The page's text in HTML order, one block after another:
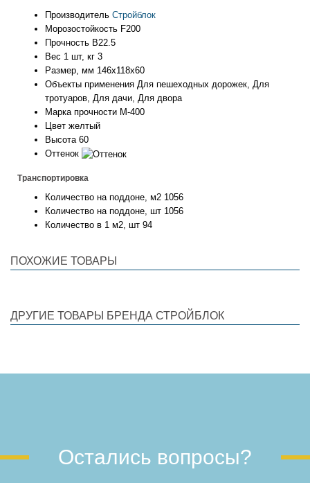
Производитель Стройблок
Морозостойкость F200
Прочность B22.5
Вес 1 шт, кг 3
Размер, мм 146х118х60
Объекты применения Для пешеходных дорожек, Для
тротуаров, Для дачи, Для двора
Марка прочности М-400
Цвет желтый
Высота 60
Оттенок
Транспортировка
Количество на поддоне, м2 1056
Количество на поддоне, шт 1056
Количество в 1 м2, шт 94
ПОХОЖИЕ ТОВАРЫ
ДРУГИЕ ТОВАРЫ БРЕНДА СТРОЙБЛОК
Остались вопросы?